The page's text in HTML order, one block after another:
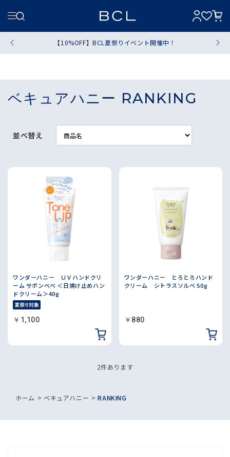
【10%OFF】BCL夏祭りイベント開催中！
ベキュアハニー RANKING
並べ替え
ワンダーハニー ＵＶハンドクリ
ーム サボンべべ ＜日焼け止めハン
ドクリーム＞40g
￥1,100
ワンダーハニー とろとろハンド
クリーム シトラスソルベ 50g
￥880
2件あります
ホーム > ベキュアハニー >RANKING